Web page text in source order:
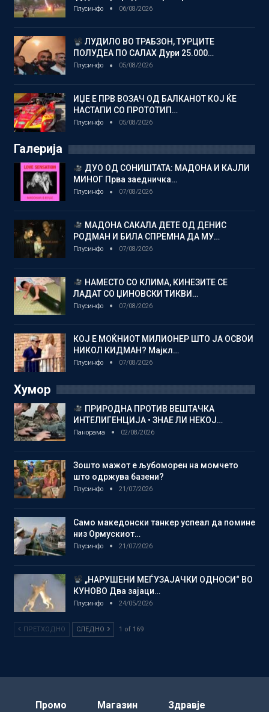
Плусинфо 06/08/2026
ЛУДИЛО ВО ТРАБЗОН, ТУРЦИТЕ
ПОЛУДЕА ПО САЛАХ Дури 25.000…
Плусинфо 05/08/2026
ИЏЕ Е ПРВ ВОЗАЧ ОД БАЛКАНОТ КОЈ ЌЕ
НАСТАПИ СО ПРОТОТИП…
Плусинфо 05/08/2026
Галерија
ДУО ОД СОНИШТАТА: МАДОНА И КАЈЛИ
МИНОГ Прва заедничка…
Плусинфо 07/08/2026
МАДОНА САКАЛА ДЕТЕ ОД ДЕНИС
РОДМАН И БИЛА СПРЕМНА ДА МУ…
Плусинфо 07/08/2026
НАМЕСТО СО КЛИМА, КИНЕЗИТЕ СЕ
ЛАДАТ СО ЏИНОВСКИ ТИКВИ…
Плусинфо 07/08/2026
КОЈ Е МОЌНИОТ МИЛИОНЕР ШТО ЈА ОСВОИ
НИКОЛ КИДМАН? Мајкл…
Плусинфо 07/08/2026
Хумор
ПРИРОДНА ПРОТИВ ВЕШТАЧКА
ИНТЕЛИГЕНЦИЈА • ЗНАЕ ЛИ НЕКОЈ…
Панорама 02/08/2026
Зошто мажот е љубоморен на момчето
што одржува базени?
Плусинфо 21/07/2026
Само македонски танкер успеал да помине
низ Ормускиот…
Плусинфо 21/07/2026
„НАРУШЕНИ МЕЃУЗАЈАЧКИ ОДНОСИ“ ВО
КУНОВО Два зајаци…
Плусинфо 24/05/2026
ПРЕТХОДНО СЛЕДНО 1 of 169
Промо Магазин Здравје